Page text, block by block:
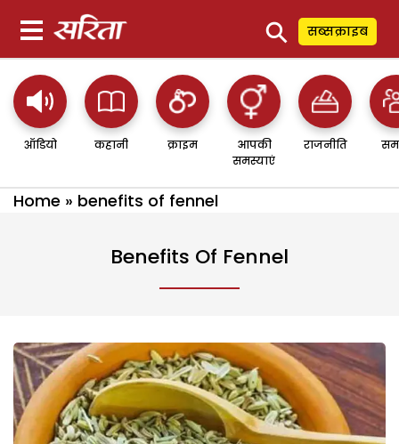
⚲ सब्सक्राइब
ऑडियो कहानी क्राइम
आपकी
समस्याएं
राजनीति
Home » benefits of fennel
Benefits Of Fennel